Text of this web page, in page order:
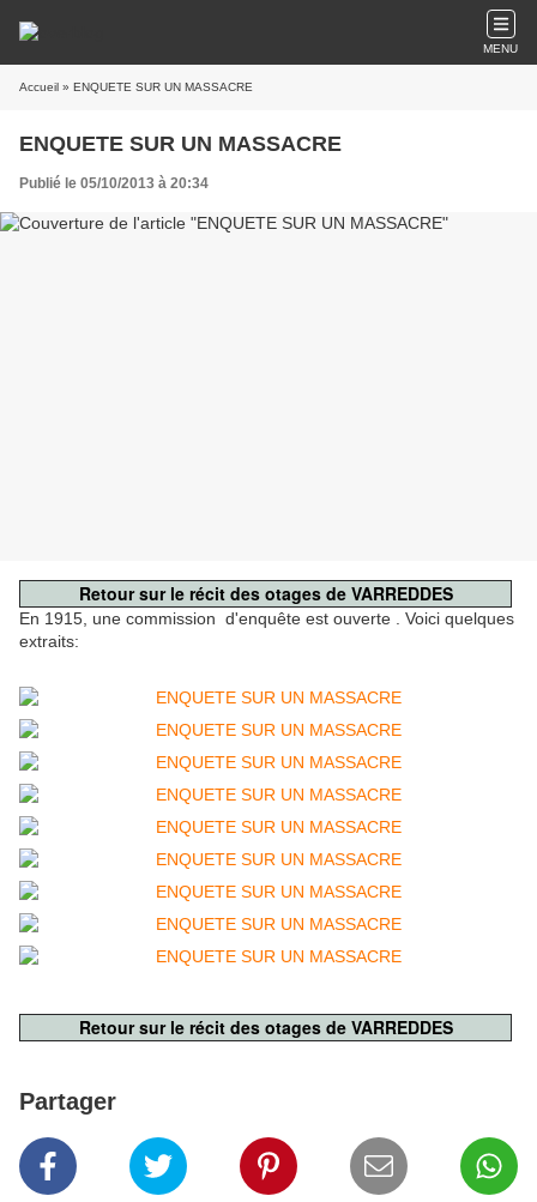
MENU
Accueil » ENQUETE SUR UN MASSACRE
ENQUETE SUR UN MASSACRE
Publié le 05/10/2013 à 20:34
Retour sur le récit des otages de VARREDDES
En 1915, une commission d'enquête est ouverte . Voici quelques
extraits:
Retour sur le récit des otages de VARREDDES
Partager